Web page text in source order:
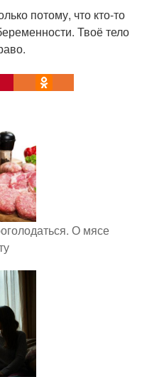
потому, что кто-то
Твоё тело
О мясе